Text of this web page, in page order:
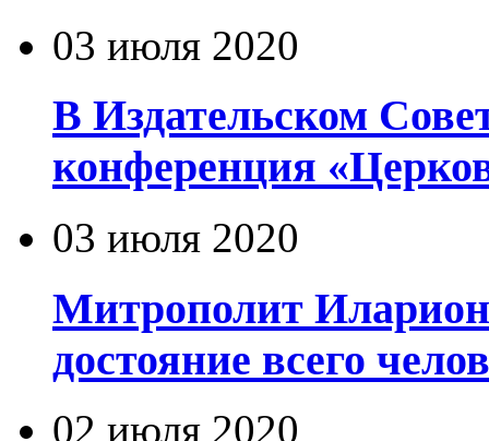
03 июля 2020
В Издательском
конференция
03 июля 2020
Митрополит
достояние всего
02 июля 2020